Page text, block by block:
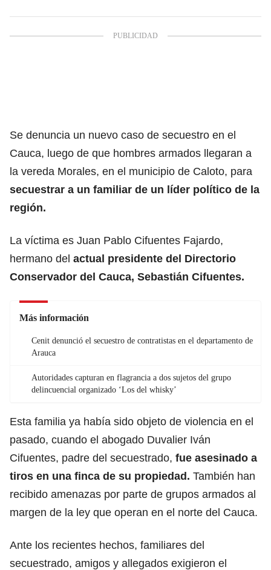
Se denuncia un nuevo caso de secuestro en el
Cauca, luego de que hombres armados llegaran a
la vereda Morales, en el municipio de Caloto, para
secuestrar a un familiar de un líder político de la
región.
La víctima es Juan Pablo Cifuentes Fajardo,
hermano del actual presidente del Directorio
Conservador del Cauca, Sebastián Cifuentes.
Más información
Cenit denunció el secuestro de contratistas en el departamento de
Arauca
Autoridades capturan en flagrancia a dos sujetos del grupo
delincuencial organizado ‘Los del whisky’
Esta familia ya había sido objeto de violencia en el
pasado, cuando el abogado Duvalier Iván
Cifuentes, padre del secuestrado, fue asesinado a
tiros en una finca de su propiedad. También han
recibido amenazas por parte de grupos armados al
margen de la ley que operan en el norte del Cauca.
Ante los recientes hechos, familiares del
secuestrado, amigos y allegados exigieron el